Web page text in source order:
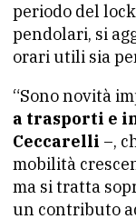
periodo del
pendolari, si
orari utili sia
“Sono novità
a trasporti e
Ceccarelli –,
mobilità
ma si tratta
un contributo